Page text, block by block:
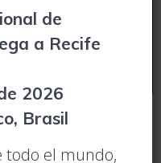
de
a Recife
2026
Brasil
todo el mundo,